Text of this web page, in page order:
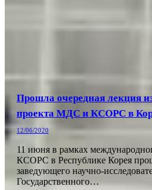
Прошла очередная лекция
проекта МДС и КСОРС в
12/06/2020
11 июня в рамках
КСОРС в Республике Корея
заведующего научно-
Государственного…